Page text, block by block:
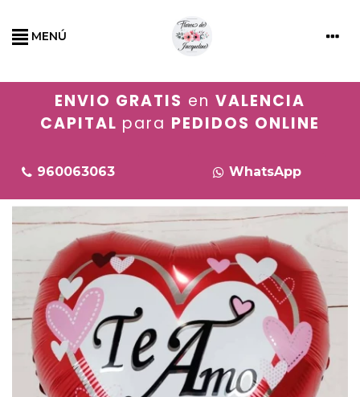
MENÚ
ENVIO GRATIS en VALENCIA
CAPITAL para PEDIDOS ONLINE
960063063 WhatsApp